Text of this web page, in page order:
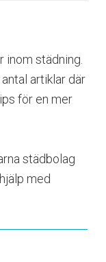
inom städning.
artiklar där
för en mer
städbolag
med